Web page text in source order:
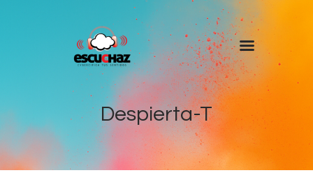
Despierta-T
Inicio
Programas
DJ’s
Colaboradores